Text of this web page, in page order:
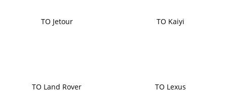
ТО Jetour ТО Kaiyi
ТО Land Rover ТО Lexus